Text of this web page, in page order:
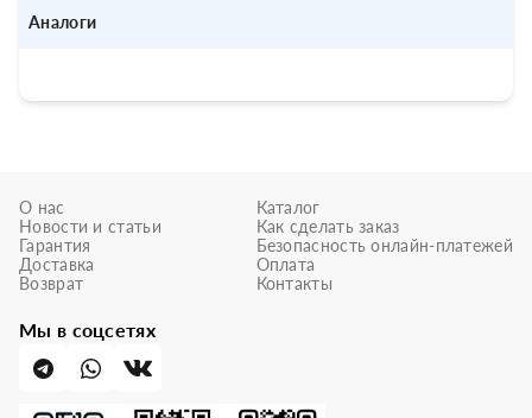
Аналоги
О нас
Новости и статьи
Гарантия
Доставка
Возврат
Каталог
Как сделать заказ
Безопасность онлайн-платежей
Оплата
Контакты
Мы в соцсетях